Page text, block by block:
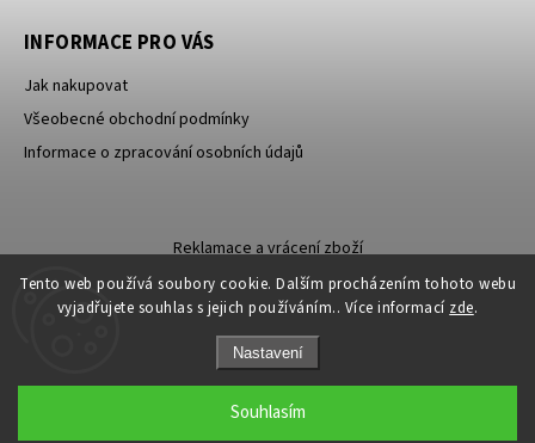
Tento web používá soubory cookie. Dalším procházením tohoto webu
vyjadřujete souhlas s jejich používáním.. Více informací zde.
Nastavení
Souhlasím
INFORMACE PRO VÁS
Jak nakupovat
Všeobecné obchodní podmínky
Informace o zpracování osobních údajů
Reklamace a vrácení zboží